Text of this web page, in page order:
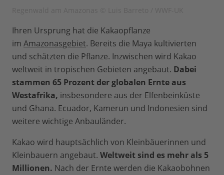
Ihren Ursprung hat die Kakaopflanze
im Amazonasgebiet. Bereits die Maya kultivierten
und schätzten die Pflanze. Inzwischen wird Kakao
weltweit in tropischen Gebieten angebaut. Dabei
stammen 65 Prozent der globalen Ernte aus
Westafrika, insbesondere aus der Elfenbeinküste
und Ghana. Ecuador, Kamerun und Indonesien sind
weitere wichtige Anbauländer.
Kakao wird hauptsächlich von Kleinbäuerinnen und
Kleinbauern angebaut. Weltweit sind es mehr als 5
Millionen. Nach der Ernte werden die Kakaobohnen